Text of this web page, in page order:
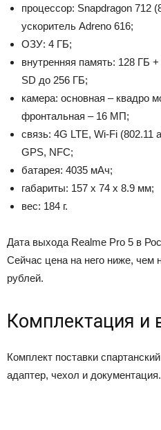
процессор: Snapdragon 712
ускоритель Adreno 616;
ОЗУ: 4 ГБ;
внутренняя память: 128 ГБ
SD до 256 ГБ;
камера: основная – квадро
фронтальная – 16 МП;
связь: 4G LTE, Wi-Fi (802.11
GPS, NFC;
батарея: 4035 мАч;
габариты: 157 х 74 х 8.9 мм;
вес: 184 г.
Дата выхода Realme Pro 5 в
Сейчас цена на него ниже, чем
рублей.
Комплектация и
Комплект поставки
адаптер, чехол и документация.